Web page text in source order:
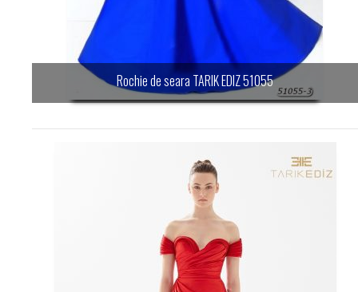
Rochie de seara TARIK EDIZ 51055